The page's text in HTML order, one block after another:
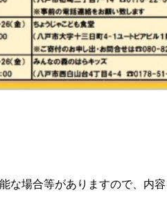
な場合等がありますので、内